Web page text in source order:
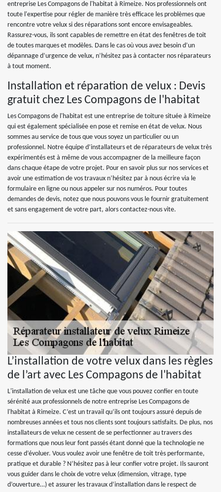
entreprise Les Compagons de l'habitat à Rimeize. Nos professionnels ont
toute l'expertise pour régler de manière très efficace les problèmes que
rencontre votre velux si des réparations sont encore envisageables.
Rassurez-vous, ils sont capables de remettre en état des fenêtres de toit
de toutes marques et modèles. Dans le cas où vous avez besoin d’un
dépannage d’urgence de velux, n’hésitez pas à contacter nos réparateurs
à tout moment.
Installation et réparation de velux : Devis
gratuit chez Les Compagons de l'habitat
Les Compagons de l'habitat est une entreprise de toiture située à Rimeize
qui est également spécialisée en pose et remise en état de velux. Nous
sommes au service de tous que vous soyez un particulier ou un
professionnel. Notre équipe d’installateurs et de réparateurs de velux très
expérimentés est à même de vous accompagner de la meilleure façon
dans chaque étape de votre projet. Pour en savoir plus sur nos services et
avoir une estimation de vos travaux n’hésitez par à nous écrire via le
formulaire en ligne ou nous appeler sur nos numéros. Pour toutes
demandes de devis, notez que nous pouvons vous le fournir gratuitement
et sans engagement de votre part, alors contactez-nous vite.
L’installation de votre velux dans les règles
de l’art avec Les Compagons de l'habitat
L'installation de velux est une tâche que vous pouvez confier en toute
sérénité aux professionnels de notre entreprise Les Compagons de
l'habitat à Rimeize. C’est un travail qu’ils ont toujours assuré depuis de
nombreuses années et tous nos clients sont toujours satisfaits. De plus, nos
installateurs de velux ne cessent de se perfectionner au travers des
formations que nous leur font passés étant donné que la technologie ne
cesse d’évoluer. Vous voulez avoir une fenêtre de toit très performante,
pratique et durable ? N’hésitez pas à leur confier votre projet. Ils sauront
vous guider dans le choix de votre velux (dimension, vitrage, type
d’ouverture…) et assurer les travaux d’installation dans le respect de